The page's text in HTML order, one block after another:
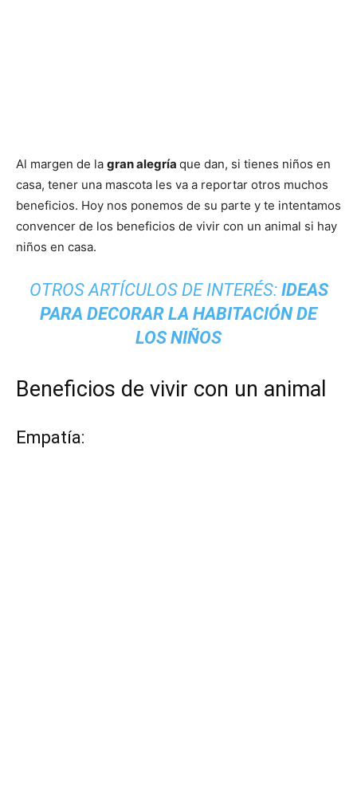
Al margen de la gran alegría que dan, si tienes niños en
casa, tener una mascota les va a reportar otros muchos
beneficios. Hoy nos ponemos de su parte y te intentamos
convencer de los beneficios de vivir con un animal si hay
niños en casa.
OTROS ARTÍCULOS DE INTERÉS: IDEAS
PARA DECORAR LA HABITACIÓN DE
LOS NIÑOS
Beneficios de vivir con un animal
Empatía: